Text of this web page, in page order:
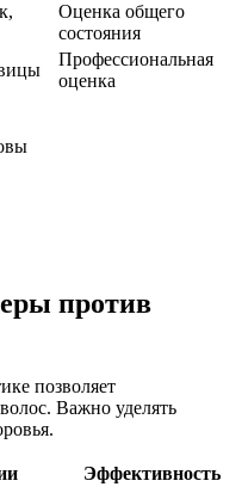
Оценка общего
состояния
Профессиональная
оценка
против
позволяет
Важно уделять
Эффективность